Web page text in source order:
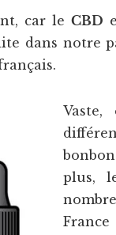
car leCBD
dans notre
plus,